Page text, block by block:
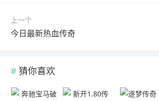
上一个
今日最新热血传奇
猜你喜欢